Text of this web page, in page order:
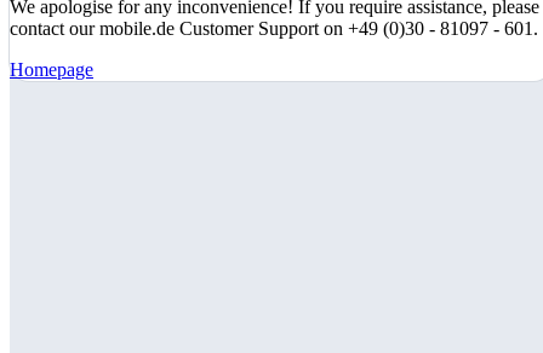
We apologise for any inconvenience! If you require assistance, please
contact our mobile.de Customer Support on +49 (0)30 - 81097 - 601.
Homepage